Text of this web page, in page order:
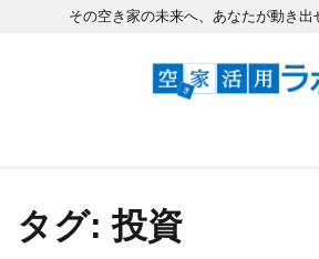
その空き家の未来へ、あなたが動き出
タグ: 投資